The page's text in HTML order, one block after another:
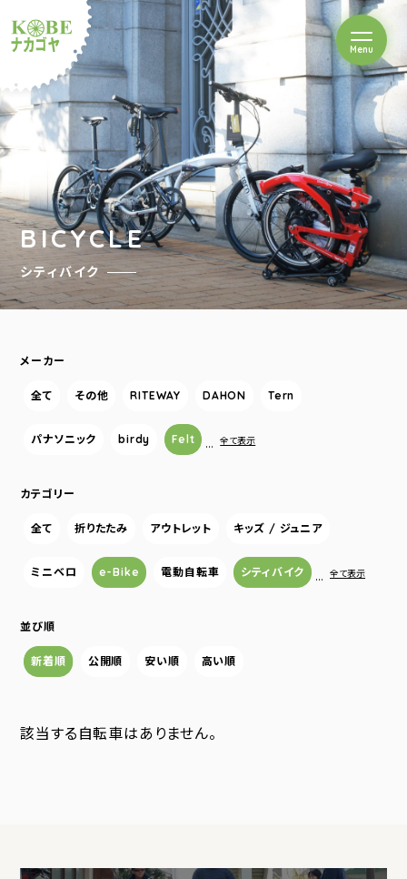
ルショップナカゴヤ
Menuを開閉
BICYCLE
シティバイク
メーカー
全て その他 RITEWAY DAHON Tern
パナソニック birdy Felt … 全て表示
カテゴリー
全て 折りたたみ アウトレット キッズ / ジュニア
ミニベロ e-Bike 電動自転車 シティバイク … 全て表示
並び順
新着順 公開順 安い順 高い順
該当する自転車はありません。